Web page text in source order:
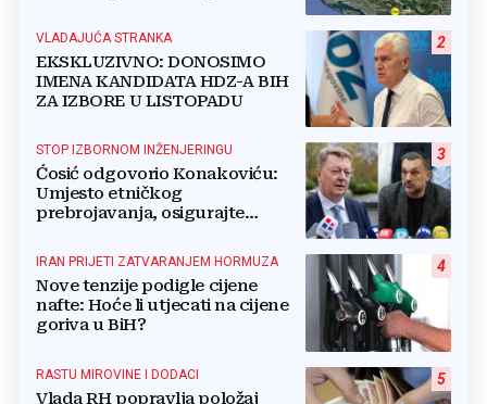
2
VLADAJUĆA STRANKA
EKSKLUZIVNO: DONOSIMO
IMENA KANDIDATA HDZ-A BIH
ZA IZBORE U LISTOPADU
3
STOP IZBORNOM INŽENJERINGU
Ćosić odgovorio Konakoviću:
Umjesto etničkog
prebrojavanja, osigurajte
4
IRAN PRIJETI ZATVARANJEM HORMUZA
Nove tenzije podigle cijene
nafte: Hoće li utjecati na cijene
goriva u BiH?
5
RASTU MIROVINE I DODACI
Vlada RH popravlja položaj